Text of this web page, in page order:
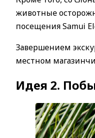
животные
посещения Samui
Завершением
местном
Идея 2.